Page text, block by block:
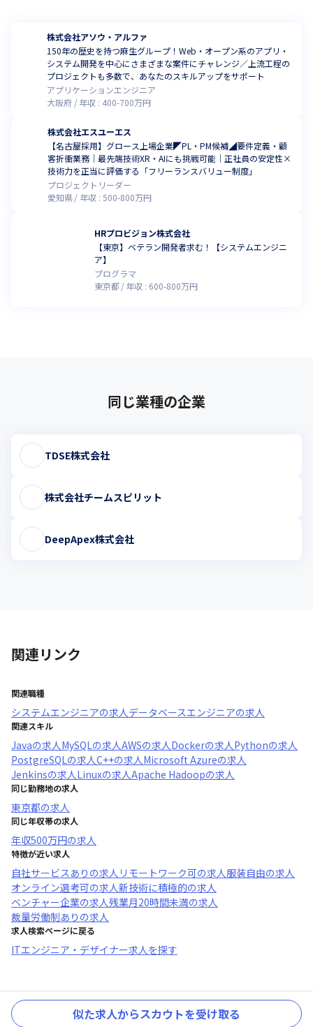
株式会社アソウ・アルファ
150年の歴史を持つ麻生グループ！Web・オープン系のアプリ・
システム開発を中心にさまざまな案件にチャレンジ／上流工程の
プロジェクトも多数で、あなたのスキルアップをサポート
アプリケーションエンジニア
大阪府
年収 : 400-700万円
株式会社エスユーエス
【名古屋採用】グロース上場企業◤PL・PM候補◢要件定義・顧
客折衝業務｜最先端技術XR・AIにも挑戦可能│正社員の安定性×
技術力を正当に評価する「フリーランスバリュー制度」
プロジェクトリーダー
愛知県
年収 : 500-800万円
HRプロビジョン株式会社
【東京】ベテラン開発者求む！【システムエンジニ
ア】
プログラマ
東京都
年収 : 600-800万円
同じ業種の企業
TDSE株式会社
株式会社チームスピリット
DeepApex株式会社
関連リンク
関連職種
システムエンジニアの求人データベースエンジニアの求人
関連スキル
Javaの求人MySQLの求人AWSの求人Dockerの求人Pythonの求人
PostgreSQLの求人C++の求人Microsoft Azureの求人
Jenkinsの求人Linuxの求人Apache Hadoopの求人
同じ勤務地の求人
東京都の求人
同じ年収帯の求人
年収500万円の求人
特徴が近い求人
自社サービスあり の求人 リモートワーク可の求人服装自由の求人
オンライン選考可の求人新技術に積極的の求人
ベンチャー企業の求人残業月20時間未満の求人
裁量労働制あり の求人
求人検索ページに戻る
ITエンジニア・デザイナー求人を探す
似た求人からスカウトを受け取る